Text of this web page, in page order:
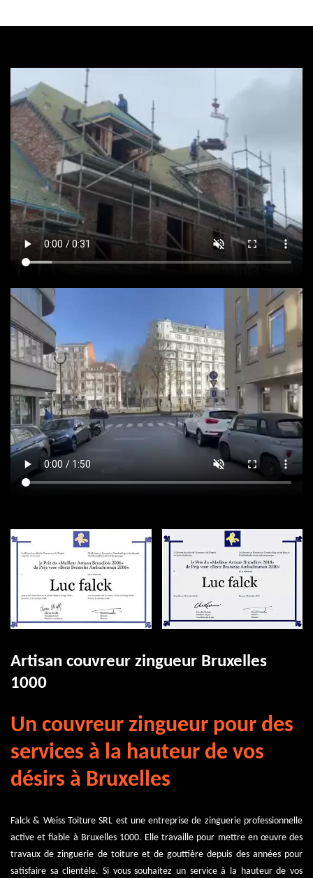
Artisan couvreur zingueur Bruxelles
1000
Un couvreur zingueur pour des
services à la hauteur de vos
désirs à Bruxelles
Falck & Weiss Toiture SRL est une entreprise de zinguerie professionnelle
active et fiable à Bruxelles 1000. Elle travaille pour mettre en œuvre des
travaux de zinguerie de toiture et de gouttière depuis des années pour
satisfaire sa clientèle. Si vous souhaitez un service à la hauteur de vos